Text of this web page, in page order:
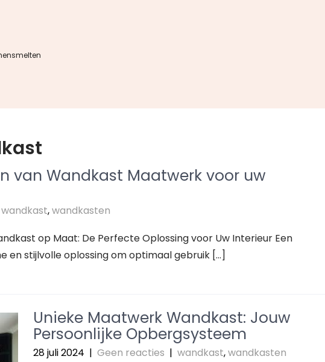
van Wandkast Maatwerk voor uw
wandkast,wandkasten
op Maat: De Perfecte Oplossing voor Uw Interieur Een
en stijlvolle oplossing om optimaal gebruik […]
Unieke Maatwerk Wandkast: Jouw
Persoonlijke Opbergsysteem
28 juli 2024 | Geen reacties | wandkast,wandkasten